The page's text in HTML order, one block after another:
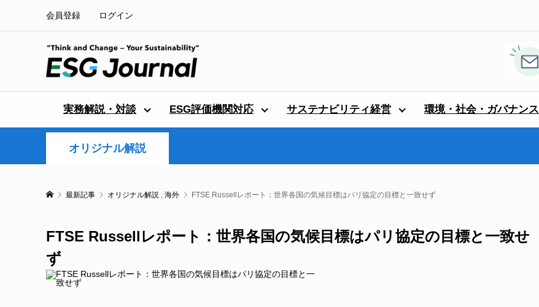
会員登録 ログイン
実務解説・対談 ESG評価機関対応 サステナビリティ経営 環境・社会・ガバナンス
オリジナル解説
最新記事 オリジナル解説 , 海外 FTSE Russellレポート：世界各国の気候目標はパリ協定の目標と一致せず
FTSE Russellレポート：世界各国の気候目標はパリ協定の目標と一致せ
ず